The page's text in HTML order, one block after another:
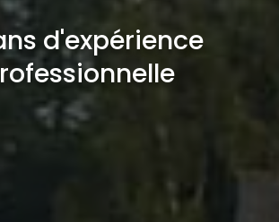
d'expérience